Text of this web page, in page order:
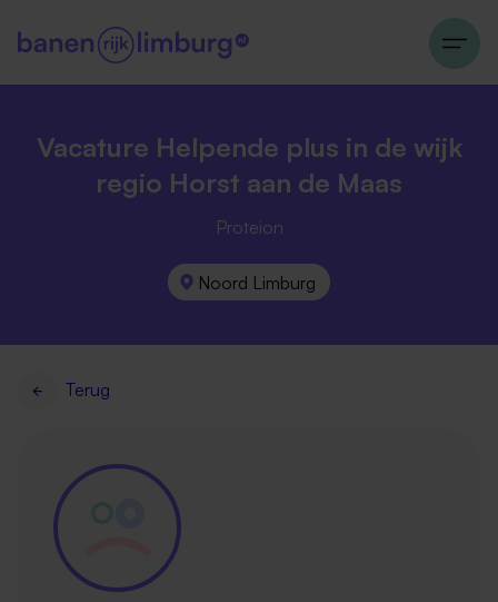
Vacature Helpende plus in de wijk
regio Horst aan de Maas
Proteion
Noord Limburg
Terug